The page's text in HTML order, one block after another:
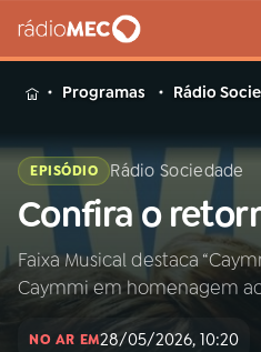
MENU
Buscar
na
Rádio
MEC
Início
Programas Rádio
EPISÓDIO Rádio Sociedade
Confira o
Faixa Musical destaca
Caymmi em homenagem
NO AR EM28/05/2026, 10:20